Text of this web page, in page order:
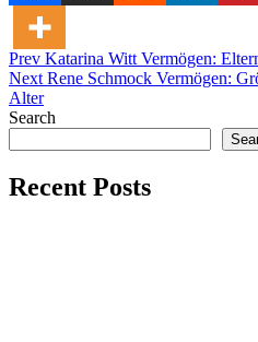
Posted inUncategorized
Post
navigation
Prev Katarina Witt Vermögen:
Next Rene Schmock Vermögen:
Alter
Search
Recent Posts